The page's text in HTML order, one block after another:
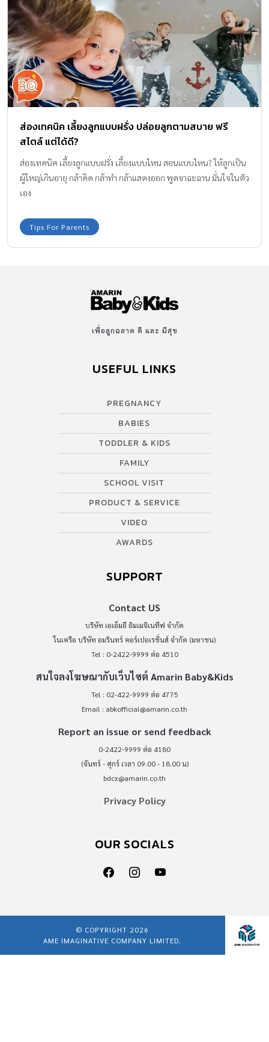
ที่หอมสะอาดทำให้เด็กรู้สึกดีกับตัวเอง ในเด็กเล็กคือความสบาย ลด
อาการงอแงได้ สำคัญที่สุดกลิ่นหอม สร้างความผ่อนคลายให้กับทุก
คนในบ้าน กลิ่นหอมอ่อนๆ จากเสื้อผ้าช่วยสร้างบรรยากาศที่สงบ ผ่อน
คลาย ช่วยให้ลูกน้อยอารมณ์ดี และนอนหลับได้ดีแม่พ่อก็ได้พักผ่อนไป
ด้วยกัน ทำไมถึงต้องเลือกผลิตภัณฑ์ปรับผ้านุ่ม เพราะ Hygiene
Expert Care Special Edition Skin Care Series ผสานสารสกัดบำรุง
ผิว ไนอะซินาไมด์ (Niacinamide) หอมละมุน ติดผิวยาวนาน เพราะ
เป็นผลิตภัณฑ์ปรับผ้านุ่มสูตรเข้มข้นพิเศษ อ่อนโยนและได้รับการ
ทดสอบผิวหนัง (Dermatologically Tested) หอมละมุนอ่อนโยน
กลิ่นติดผ้าจนติดผิวนานตลอดวัน ป้องกันทุกกลิ่นอับ […]
ส่องเทคนิค เลี้ยงลูกแบบฝรั่ง ปล่อยลูกตามสบาย ฟรี
สไตล์ แต่ได้ดี?
ส่องเทคนิค เลี้ยงลูกแบบฝรั่ง เลี้ยงแบบไหน สอนแบบไหน? ให้ลูกเป็น
ผู้ใหญ่เกินอายุ กล้าคิด กล้าทำ กล้าแสดงออก พูดจาฉะฉาน มั่นใจในตัว
เอง
Tips For Parents
เพื่อลูกฉลาด ดี และ มีสุข
USEFUL LINKS
PREGNANCY
BABIES
TODDLER & KIDS
FAMILY
SCHOOL VISIT
PRODUCT & SERVICE
VIDEO
AWARDS
SUPPORT
Contact US
บริษัท เอเอ็มอี อิมเมจิเนทีฟ จำกัด
ในเครือ บริษัท อมรินทร์ คอร์เปอเรชั่นส์ จำกัด (มหาชน)
Tel : 0-2422-9999 ต่อ 4510
สนใจลงโฆษณากับเว็บไซต์ Amarin Baby&Kids
Tel : 02-422-9999 ต่อ 4775
Email : abkofficial@amarin.co.th
Report an issue or send feedback
0-2422-9999 ต่อ 4180
(จันทร์ - ศุกร์ เวลา 09.00 - 18.00 น)
bdcx@amarin.co.th
Privacy Policy
OUR SOCIALS
© COPYRIGHT 2026
AME IMAGINATIVE COMPANY LIMITED.